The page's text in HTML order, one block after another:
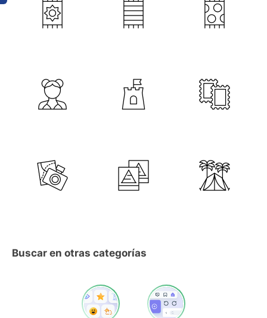
Buscar en otras categorías